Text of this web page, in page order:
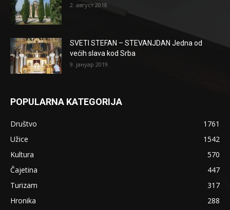
2. август 2018.
SVETI STEFAN – STEVANJDAN Jedna od
većih slava kod Srba
9. јануар 2019.
POPULARNA KATEGORIJA
Društvo
1761
Užice
1542
Kultura
570
Čajetina
447
Turizam
317
Hronika
288